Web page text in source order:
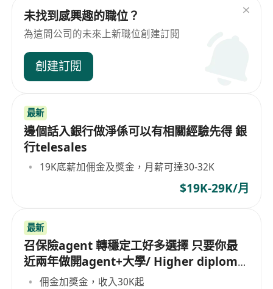
未找到感興趣的職位？
為這間公司的未來上新職位創建訂閱
創建訂閱
最新
邊個話入銀行做淨係可以有相關經驗先得 銀
行telesales
19K底薪加佣金及獎金，月薪可達30-32K
$19K-29K/月
最新
召保險agent 轉穩定工好多選擇 只要你最
近兩年做開agent+大學/ Higher diploma
畢業佣金加獎金，收入30K起